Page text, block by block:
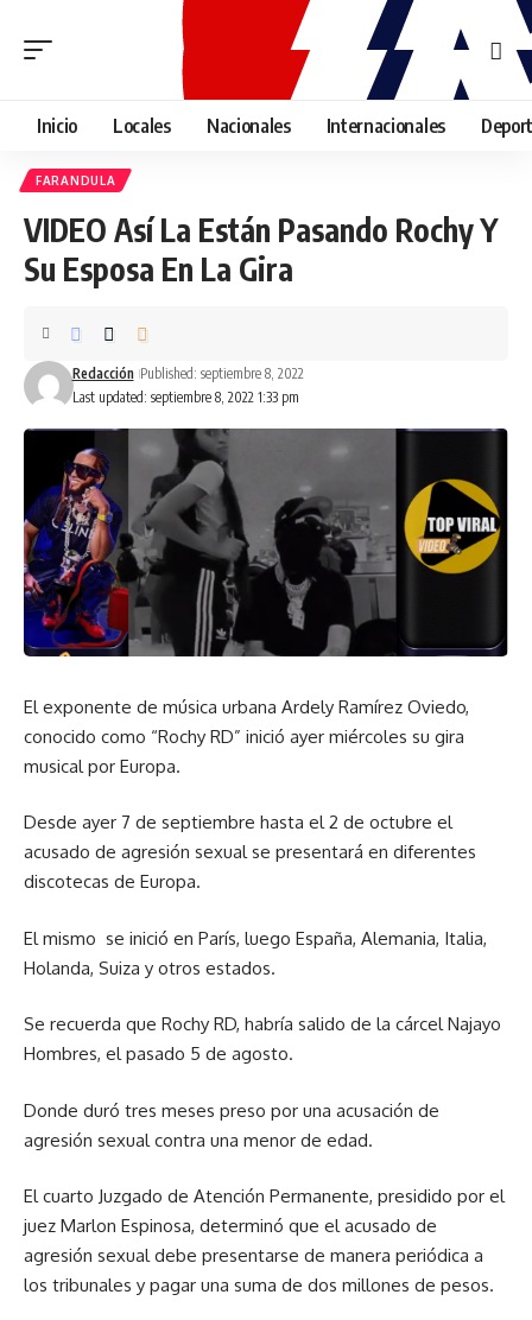
Inicio Locales Nacionales Internacionales
FARANDULA
VIDEO Así La Están Pasando Rochy Y
Su Esposa En La Gira
Last updated: septiembre 8, 2022 1:33 pm
Redacción Published: septiembre 8, 2022
El exponente de música urbana Ardely Ramírez Oviedo,
conocido como “Rochy RD” inició ayer miércoles su gira
musical por Europa.
Desde ayer 7 de septiembre hasta el 2 de octubre el
acusado de agresión sexual se presentará en diferentes
discotecas de Europa.
El mismo se inició en París, luego España, Alemania, Italia,
Holanda, Suiza y otros estados.
Se recuerda que Rochy RD, habría salido de la cárcel Najayo
Hombres, el pasado 5 de agosto.
Donde duró tres meses preso por una acusación de
agresión sexual contra una menor de edad.
El cuarto Juzgado de Atención Permanente, presidido por el
juez Marlon Espinosa, determinó que el acusado de
agresión sexual debe presentarse de manera periódica a
los tribunales y pagar una suma de dos millones de pesos.